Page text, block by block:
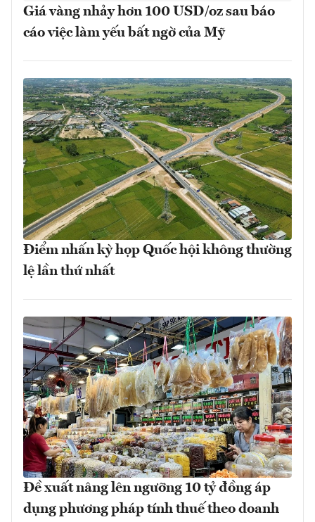
Giá vàng nhảy hơn 100 USD/oz sau báo
cáo việc làm yếu bất ngờ của Mỹ
Điểm nhấn kỳ họp Quốc hội không thường
lệ lần thứ nhất
Đề xuất nâng lên ngưỡng 10 tỷ đồng áp
dụng phương pháp tính thuế theo doanh